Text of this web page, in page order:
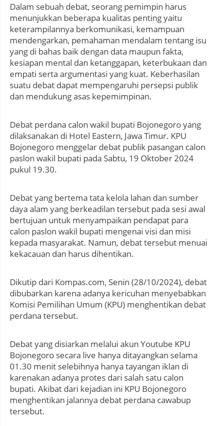
Dalam sebuah debat, seorang pemimpin harus
menunjukkan beberapa kualitas penting yaitu
keterampilannya berkomunikasi, kemampuan
mendengarkan, pemahaman mendalam tentang isu
yang di bahas baik dengan data maupun fakta,
kesiapan mental dan ketanggapan, keterbukaan dan
empati serta argumentasi yang kuat. Keberhasilan
suatu debat dapat mempengaruhi persepsi publik
dan mendukung asas kepemimpinan.
Debat perdana calon wakil bupati Bojonegoro yang
dilaksanakan di Hotel Eastern, Jawa Timur. KPU
Bojonegoro menggelar debat publik pasangan calon
paslon wakil bupati pada Sabtu, 19 Oktober 2024
pukul 19.30.
Debat yang bertema tata kelola lahan dan sumber
daya alam yang berkeadilan tersebut pada sesi awal
bertujuan untuk menyampaikan pendapat para
calon paslon wakil bupati mengenai visi dan misi
kepada masyarakat. Namun, debat tersebut menuai
kekacauan dan harus dihentikan.
Dikutip dari Kompas.com, Senin (28/10/2024), debat
dibubarkan karena adanya kericuhan menyebabkan
Komisi Pemilihan Umum (KPU) menghentikan debat
perdana tersebut.
Debat yang disiarkan melalui akun Youtube KPU
Bojonegoro secara live hanya ditayangkan selama
01.30 menit selebihnya hanya tayangan iklan di
karenakan adanya protes dari salah satu calon
bupati. Akibat dari kejadian ini KPU Bojonegoro
menghentikan jalannya debat perdana cawabup
tersebut.